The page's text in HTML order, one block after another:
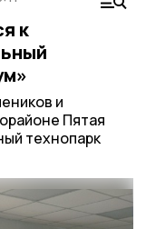
к
и
Пятая
технопарк